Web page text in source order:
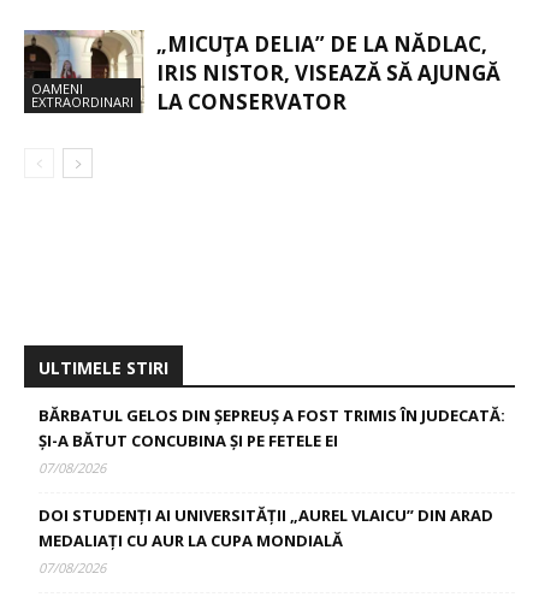
OAMENI
EXTRAORDINARI
„MICUŢA DELIA” DE LA NĂDLAC,
IRIS NISTOR, VISEAZĂ SĂ AJUNGĂ
LA CONSERVATOR
ULTIMELE STIRI
BĂRBATUL GELOS DIN ȘEPREUȘ A FOST TRIMIS ÎN JUDECATĂ:
ȘI-A BĂTUT CONCUBINA ȘI PE FETELE EI
07/08/2026
DOI STUDENȚI AI UNIVERSITĂȚII „AUREL VLAICU” DIN ARAD
MEDALIAȚI CU AUR LA CUPA MONDIALĂ
07/08/2026